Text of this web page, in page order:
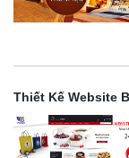
Thiết Kế Website